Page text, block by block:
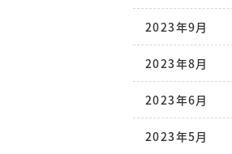
2023年9月
2023年8月
2023年6月
2023年5月